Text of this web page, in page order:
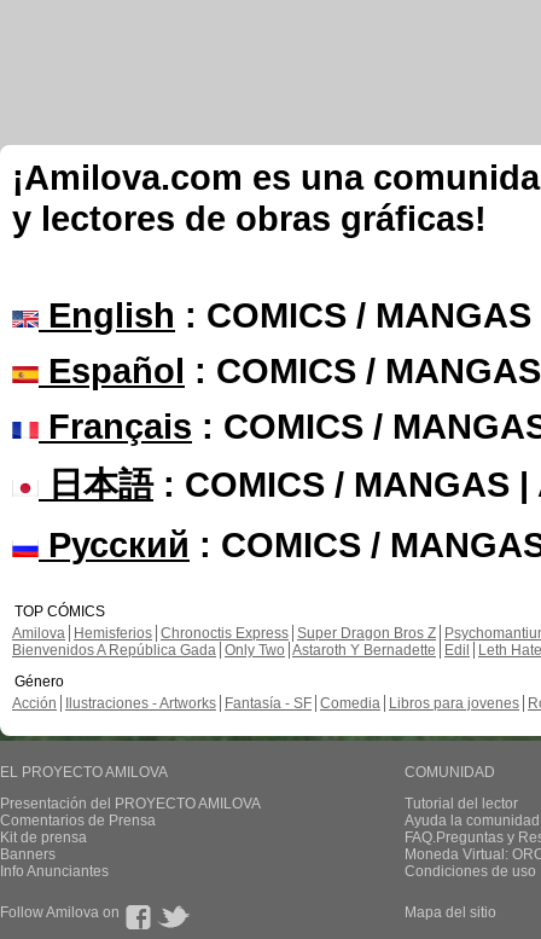
¡Amilova.com es una
y lectores de obras gráficas!
English : COMICS /
Español : COMICS /
Français : COMICS /
日本語: COMICS / MANGAS |
Русский : COMICS /
TOP CÓMICS
Amilova
Hemisferios Chronoctis Express Super Dragon Bros Z
Bienvenidos A República Gada Only Two Astaroth Y Bernadette Edil
Leth Hate
Género
Acción
Ilustraciones - Artworks Fantasía - SF Comedia Libros para jovenes
EL PROYECTO AMILOVA
Presentación del PROYECTO AMILOVA
Comentarios de Prensa
Kit de prensa
Banners
Info Anunciantes
COMUNIDAD
Tutorial del lector
Ayuda la
FAQ.Preguntas y
Moneda Virtual:
Condiciones de uso
Follow Amilova on Mapa del sitio